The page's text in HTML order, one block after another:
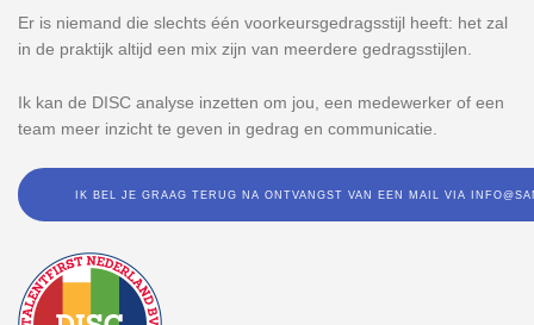
Er is niemand die slechts één voorkeursgedragsstijl heeft: het zal
in de praktijk altijd een mix zijn van meerdere gedragsstijlen.
Ik kan de DISC analyse inzetten om jou, een medewerker of een
team meer inzicht te geven in gedrag en communicatie.
IK BEL JE GRAAG TERUG NA ONTVANGST VAN EEN MAIL VIA